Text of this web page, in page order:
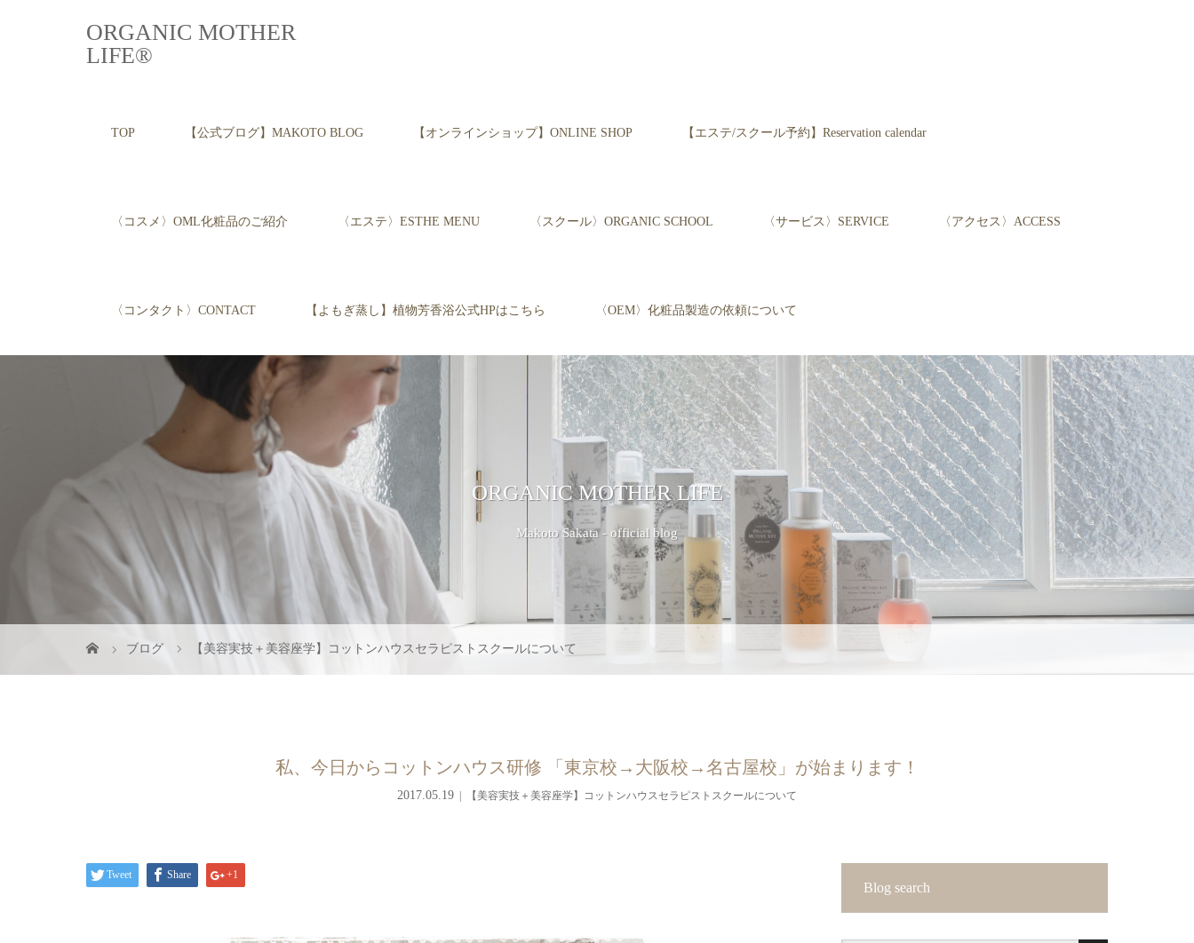
ORGANIC MOTHER
LIFE®︎
TOP 【公式ブログ】MAKOTO BLOG 【オンラインショップ】ONLINE SHOP 【エステ/スクール予約】Reservation calendar
〈コスメ〉OML化粧品のご紹介 〈エステ〉ESTHE MENU 〈スクール〉ORGANIC SCHOOL 〈サービス〉SERVICE 〈アクセス〉ACCESS
〈コンタクト〉CONTACT 【よもぎ蒸し】植物芳香浴公式HPはこちら 〈OEM〉化粧品製造の依頼について
ORGANIC MOTHER LIFE
Makoto Sakata - official blog
ブログ 【美容実技＋美容座学】コットンハウスセラピストスクールについて
私、今日からコットンハウス研修 「東京校→大阪校→名古屋校」が始まります！
2017.05.19 【美容実技＋美容座学】コットンハウスセラピストスクールについて
Tweet Share +1
Blog search